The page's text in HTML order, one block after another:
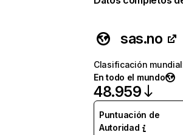
sas.no
Clasificación mundial
En todo el mundo
48.959
Puntuación de
Autoridad